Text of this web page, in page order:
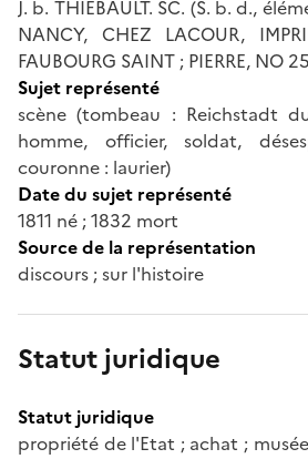
J. b. THIEBAULT. SC. (S. b. d.,
NANCY, CHEZ LACOUR,
FAUBOURG SAINT ; PIERRE, NO
Sujet représenté
scène (tombeau : Reichstadt
homme, officier, soldat,
couronne : laurier)
Date du sujet représenté
1811 né ; 1832 mort
Source de la représentation
discours ; sur l'histoire
Statut juridique
Statut juridique
propriété de l'Etat ; achat ;